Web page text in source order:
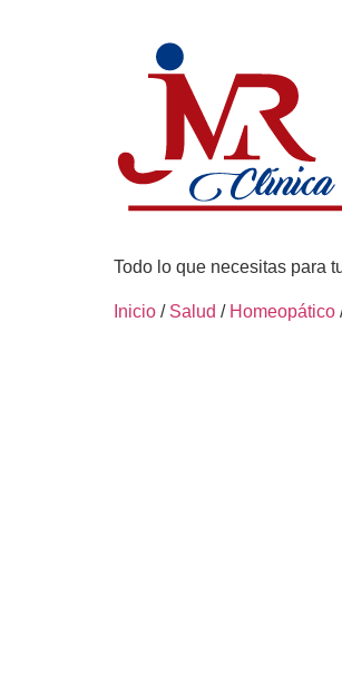
Todo lo que necesitas para
Inicio / Salud / Homeopático